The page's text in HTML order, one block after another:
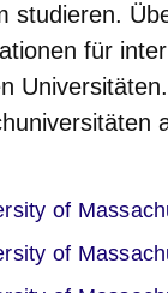
studieren.
für
of
in einem
of
in einem